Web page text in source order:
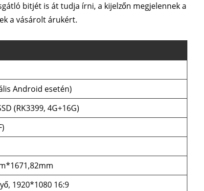
bitjét is át tudja írni, a kijelzőn megjelennek a
a vásárolt árukért.
Android esetén)
(RK3399, 4G+16G)
1920*1080 16:9